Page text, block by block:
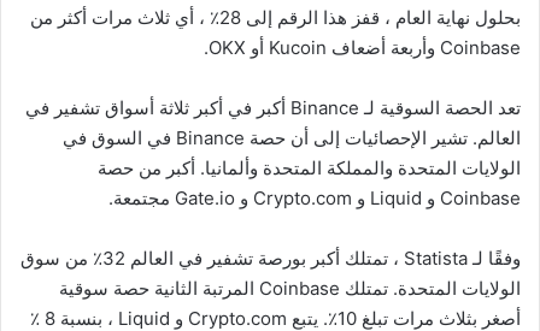
بحلول نهاية العام ، قفز هذا الرقم إلى 28٪ ، أي ثلاث مرات أكثر من
Coinbase وأربعة أضعاف Kucoin أو OKX.
تعد الحصة السوقية لـ Binance أكبر في أكبر ثلاثة أسواق تشفير في
العالم. تشير الإحصائيات إلى أن حصة Binance في السوق في
الولايات المتحدة والمملكة المتحدة وألمانيا. أكبر من حصة
Coinbase و Liquid و Crypto.com و Gate.io مجتمعة.
وفقًا لـ Statista ، تمتلك أكبر بورصة تشفير في العالم 32٪ من سوق
الولايات المتحدة. تمتلك Coinbase المرتبة الثانية حصة سوقية
أصغر بثلاث مرات تبلغ 10٪. يتبع Crypto.com و Liquid ، بنسبة 8 ٪